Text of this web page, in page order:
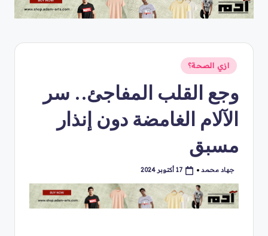
نُشر
في
ازي الصحة؟
وجع القلب المفاجئ.. سر
الآلام الغامضة دون إنذار
مسبق
تمّ
بواسطة
جهاد محمد 17 أكتوبر 2024